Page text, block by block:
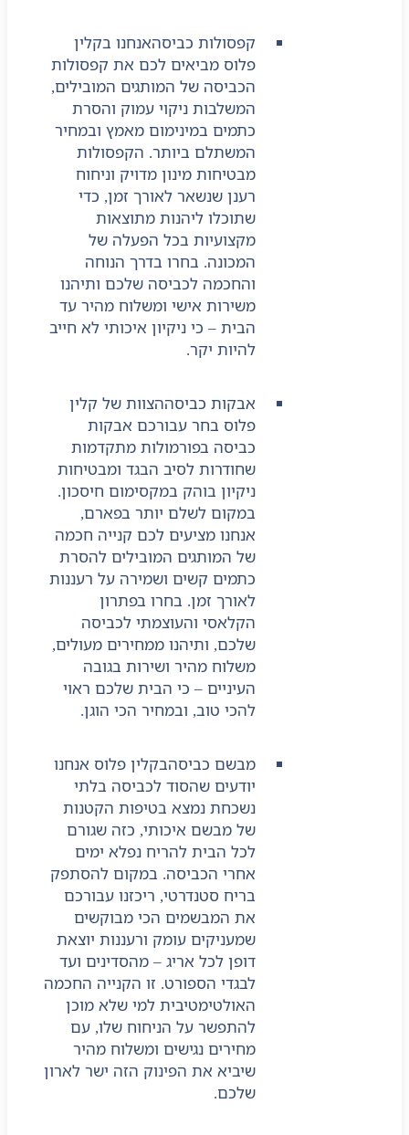
קפסולות כביסהאנחנו בקלין
פלוס מביאים לכם את קפסולות
הכביסה של המותגים המובילים,
המשלבות ניקוי עמוק והסרת
כתמים במינימום מאמץ ובמחיר
המשתלם ביותר. הקפסולות
מבטיחות מינון מדויק וניחוח
רענן שנשאר לאורך זמן, כדי
שתוכלו ליהנות מתוצאות
מקצועיות בכל הפעלה של
המכונה. בחרו בדרך הנוחה
והחכמה לכביסה שלכם ותיהנו
משירות אישי ומשלוח מהיר עד
הבית – כי ניקיון איכותי לא חייב
להיות יקר.
אבקות כביסההצוות של קלין
פלוס בחר עבורכם אבקות
כביסה בפורמולות מתקדמות
שחודרות לסיב הבגד ומבטיחות
ניקיון בוהק במקסימום חיסכון.
במקום לשלם יותר בפארם,
אנחנו מציעים לכם קנייה חכמה
של המותגים המובילים להסרת
כתמים קשים ושמירה על רעננות
לאורך זמן. בחרו בפתרון
הקלאסי והעוצמתי לכביסה
שלכם, ותיהנו ממחירים מעולים,
משלוח מהיר ושירות בגובה
העיניים – כי הבית שלכם ראוי
להכי טוב, ובמחיר הכי הוגן.
מבשם כביסהבקלין פלוס אנחנו
יודעים שהסוד לכביסה בלתי
נשכחת נמצא בטיפות הקטנות
של מבשם איכותי, כזה שגורם
לכל הבית להריח נפלא ימים
אחרי הכביסה. במקום להסתפק
בריח סטנדרטי, ריכזנו עבורכם
את המבשמים הכי מבוקשים
שמעניקים עומק ורעננות יוצאת
דופן לכל אריג – מהסדינים ועד
לבגדי הספורט. זו הקנייה החכמה
האולטימטיבית למי שלא מוכן
להתפשר על הניחוח שלו, עם
מחירים נגישים ומשלוח מהיר
שיביא את הפינוק הזה ישר לארון
שלכם.